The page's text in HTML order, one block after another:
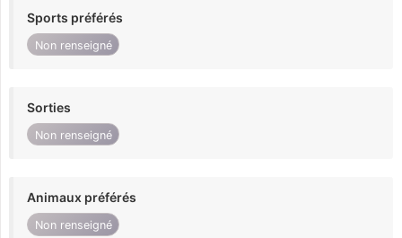
Sports préférés
Non renseigné
Sorties
Non renseigné
Animaux préférés
Non renseigné